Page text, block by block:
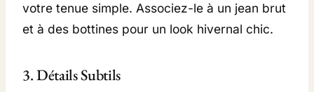
votre tenue simple. Associez-le à un jean brut
et à des bottines pour un look hivernal chic.
3. Détails Subtils